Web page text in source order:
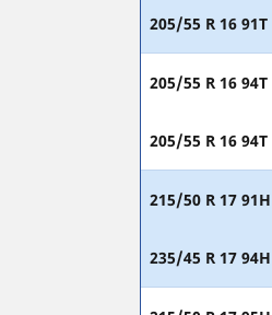
205/55 R 16 91T
205/55 R 16 94T
205/55 R 16 94T
215/50 R 17 91H
235/45 R 17 94H